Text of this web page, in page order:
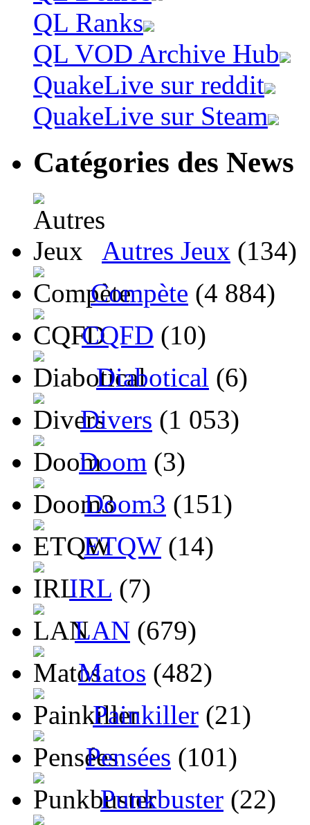
QL Ranks
QL VOD Archive Hub
QuakeLive sur reddit
QuakeLive sur Steam
Catégories des News
Autres Jeux (134)
Compète (4 884)
CQFD (10)
Diabotical (6)
Divers (1 053)
Doom (3)
Doom3 (151)
ETQW(14)
IRL (7)
LAN (679)
Matos (482)
Painkiller (21)
Pensées (101)
Punkbuster (22)